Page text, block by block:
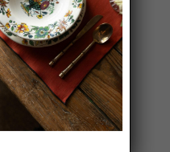
rectangular
servilletas
la
bordado».